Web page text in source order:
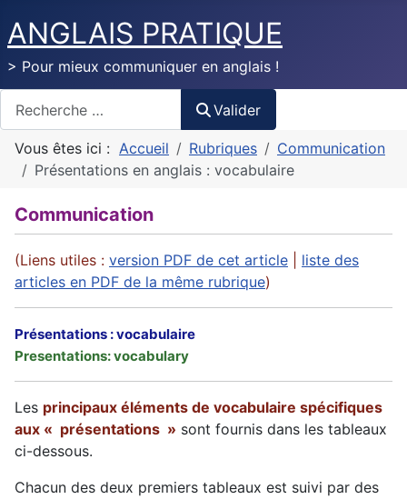
ANGLAIS PRATIQUE
> Pour mieux communiquer en anglais !
Valider
Vous êtes ici : Accueil Rubriques
Communication
Présentations en anglais : vocabulaire
Communication
(Liens utiles : version PDF de cet article
liste des
articles en PDF de la même rubrique)
Présentations : vocabulaire
Presentations: vocabulary
Les principaux éléments de vocabulaire spécifiques
aux « présentations » sont fournis dans les tableaux
ci-dessous.
Chacun des deux premiers tableaux est suivi par des